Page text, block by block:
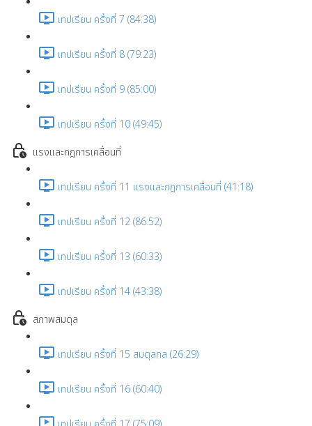
เทปเรียน ครั้งที่ 7 (84:38)
เทปเรียน ครั้งที่ 8 (79:23)
เทปเรียน ครั้งที่ 9 (85:00)
เทปเรียน ครั้งที่ 10 (49:45)
แรงและกฎการเคลื่อนที่
เทปเรียน ครั้งที่ 11 แรงและกฎการเคลื่อนที่ (41:18)
เทปเรียน ครั้งที่ 12 (86:52)
เทปเรียน ครั้งที่ 13 (60:33)
เทปเรียน ครั้งที่ 14 (43:38)
สภาพสมดุล
เทปเรียน ครั้งที่ 15 สมดุลกล (26:29)
เทปเรียน ครั้งที่ 16 (60:40)